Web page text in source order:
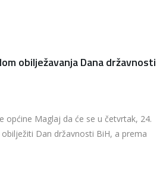
obilježavanja Dana državnosti
općine Maglaj da će se u četvrtak, 24.
Dan državnosti BiH, a prema